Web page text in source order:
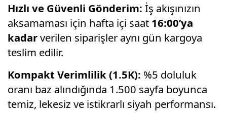
Hızlı ve Güvenli Gönderim: İş akışınızın
aksamaması için hafta içi saat 16:00’ya
kadarverilen siparişler aynı gün kargoya
teslim edilir.
Kompakt Verimlilik (1.5K): %5 doluluk
oranı baz alındığında 1.500 sayfa boyunca
temiz, lekesiz ve istikrarlı siyah performansı.